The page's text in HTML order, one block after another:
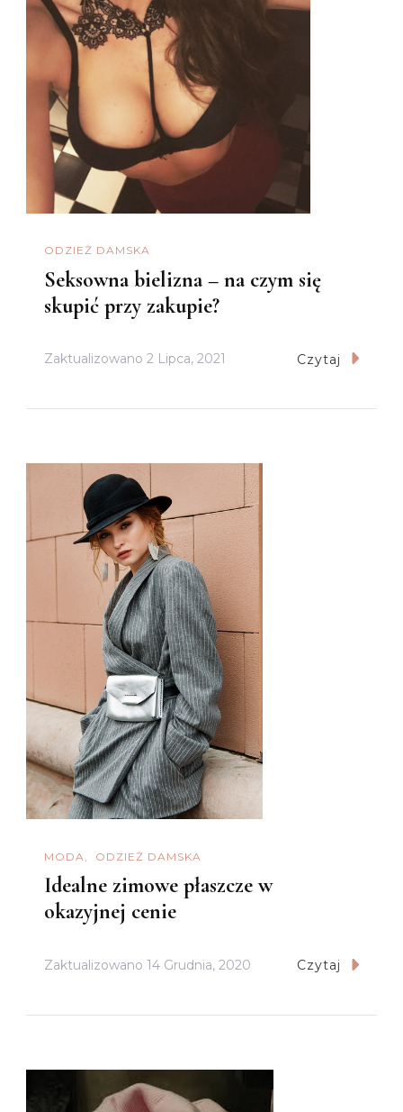
ODZIEŻ DAMSKA
Seksowna bielizna – na czym się
skupić przy zakupie?
Zaktualizowano 2 Lipca, 2021 Czytaj
MODA ODZIEŻ DAMSKA
Idealne zimowe płaszcze w
okazyjnej cenie
Zaktualizowano 14 Grudnia, 2020 Czytaj